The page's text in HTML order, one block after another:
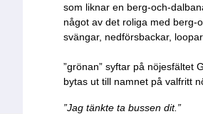
som liknar en berg-och-
något av det roliga med berg-
svängar, nedförsbackar,
”grönan” syftar på nöjesfältet
bytas ut till namnet på valfritt
”Jag tänkte ta bussen dit.”